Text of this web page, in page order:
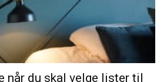
når du skal velge lister til